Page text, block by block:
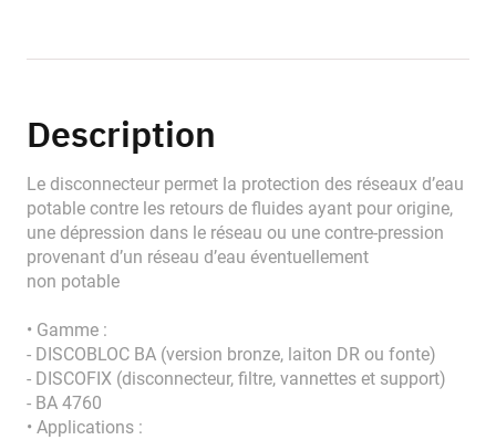
Description
Le disconnecteur permet la protection des réseaux d’eau
potable contre les retours de fluides ayant pour origine,
une dépression dans le réseau ou une contre-pression
provenant d’un réseau d’eau éventuellement
non potable
• Gamme :
- DISCOBLOC BA (version bronze, laiton DR ou fonte)
- DISCOFIX (disconnecteur, filtre, vannettes et support)
- BA 4760
• Applications :